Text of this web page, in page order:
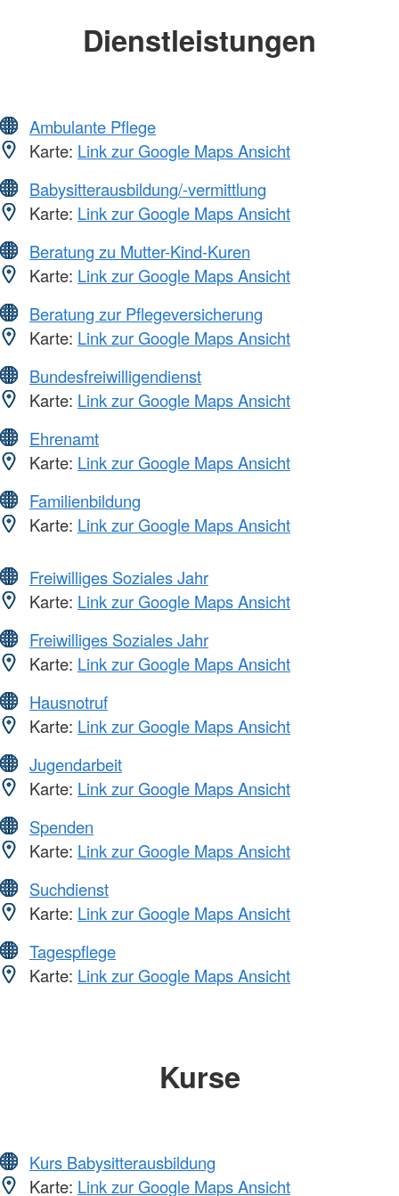
Dienstleistungen
Ambulante Pflege
Karte: Link zur Google Maps Ansicht
Babysitterausbildung/-vermittlung
Karte: Link zur Google Maps Ansicht
Beratung zu Mutter-Kind-Kuren
Karte: Link zur Google Maps Ansicht
Beratung zur Pflegeversicherung
Karte: Link zur Google Maps Ansicht
Bundesfreiwilligendienst
Karte: Link zur Google Maps Ansicht
Ehrenamt
Karte: Link zur Google Maps Ansicht
Familienbildung
Karte: Link zur Google Maps Ansicht
Freiwilliges Soziales Jahr
Karte: Link zur Google Maps Ansicht
Freiwilliges Soziales Jahr
Karte: Link zur Google Maps Ansicht
Hausnotruf
Karte: Link zur Google Maps Ansicht
Jugendarbeit
Karte: Link zur Google Maps Ansicht
Spenden
Karte: Link zur Google Maps Ansicht
Suchdienst
Karte: Link zur Google Maps Ansicht
Tagespflege
Karte: Link zur Google Maps Ansicht
Kurse
Kurs Babysitterausbildung
Karte: Link zur Google Maps Ansicht